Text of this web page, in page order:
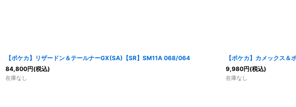
【ポケカ】リザードン＆テールナーGX(SA)【SR】SM11A 068/064
84,800円(税込)
在庫なし
【ポケカ】カメックス
9,980円(税込)
在庫なし